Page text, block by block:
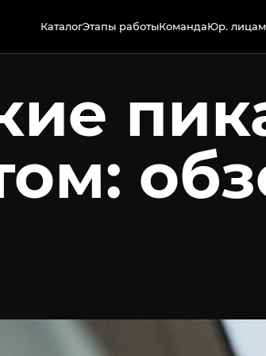
КаталогЭтапы работыКомандаЮр. лицам